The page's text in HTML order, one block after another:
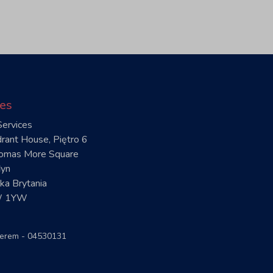
House, Piętro 6
More Square
Brytania
1YW
- 04530131